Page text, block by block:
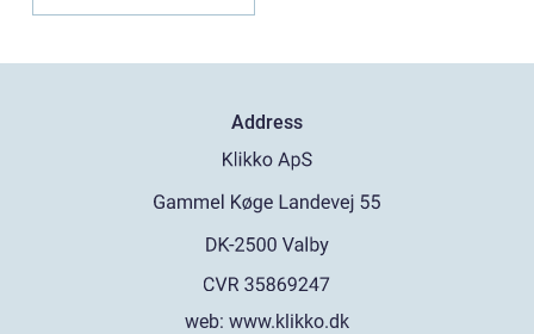
Address
web: www.klikko.dk